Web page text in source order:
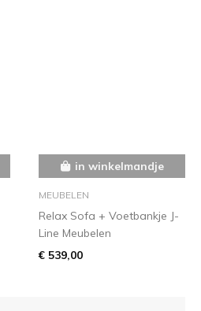
in winkelmandje
MEUBELEN
Relax Sofa + Voetbankje J-
Line Meubelen
€ 539,00